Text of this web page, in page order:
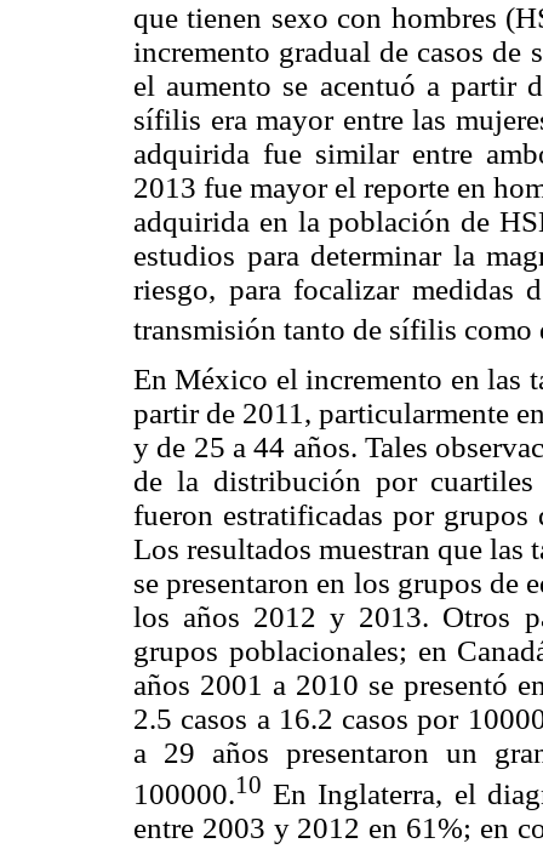
que tienen sexo con hombres
incremento gradual de casos
el aumento se acentuó a partir
sífilis era mayor entre las
adquirida fue similar entre
2013 fue mayor el reporte en
adquirida en la población de
estudios para determinar la
riesgo, para focalizar medidas
transmisión tanto de sífilis como
En México el incremento en las
partir de 2011, particularmente
y de 25 a 44 años. Tales
de la distribución por
fueron estratificadas por grupos
Los resultados muestran que las
se presentaron en los grupos de
los años 2012 y 2013. Otros
grupos poblacionales; en
años 2001 a 2010 se presentó
2.5 casos a 16.2 casos por
a 29 años presentaron un
100000.10 En Inglaterra, el
entre 2003 y 2012 en 61%; en